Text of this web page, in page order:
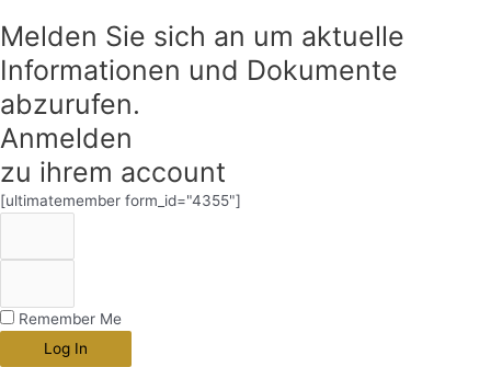
Melden Sie sich an um aktuelle
Informationen und Dokumente
abzurufen.
Anmelden
zu ihrem account
[ultimatemember form_id="4355"]
Remember Me
Log In